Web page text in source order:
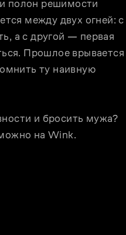
и полон решимости
между двух огней: с
а с другой — первая
Прошлое врывается
ту наивную
и бросить мужа?
на Wink.